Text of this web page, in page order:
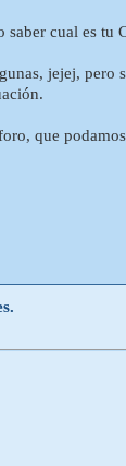
cual es tu
jejej, pero
que